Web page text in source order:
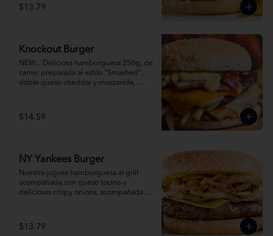
$13.79
Knockout Burger
NEW... Deliciosa hamburguesa 250g, de
carne, preparada al estilo "Smashed",
doble queso cheddar y mozzarella,
¡Simplemente espectacula!
$14.59
NY Yankees Burger
Nuestra jugosa hamburguesa al grill
acompañada con queso tocino y
deliciosas crispy onions, acompañada de
$13.79